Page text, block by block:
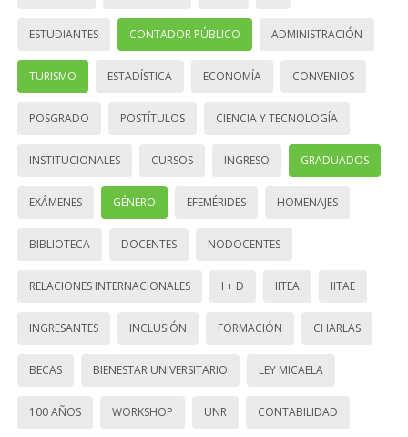
ESTUDIANTES CONTADOR PÚBLICO ADMINISTRACIÓN
TURISMO ESTADÍSTICA ECONOMÍA CONVENIOS
POSGRADO POSTÍTULOS CIENCIA Y TECNOLOGÍA
INSTITUCIONALES CURSOS INGRESO GRADUADOS
EXÁMENES GÉNERO EFEMÉRIDES HOMENAJES
BIBLIOTECA DOCENTES NODOCENTES
RELACIONES INTERNACIONALES I + D IITEA IITAE
INGRESANTES INCLUSIÓN FORMACIÓN CHARLAS
BECAS BIENESTAR UNIVERSITARIO LEY MICAELA
100 AÑOS WORKSHOP UNR CONTABILIDAD